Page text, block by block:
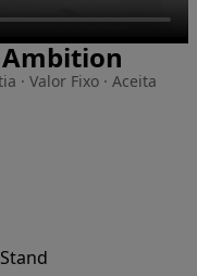
Ambition
· Valor Fixo · Aceita